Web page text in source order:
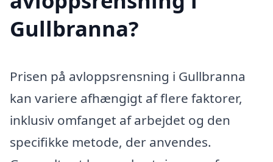
Gullbranna?
Prisen på avloppsrensning i Gullbranna
kan variere afhængigt af flere faktorer,
inklusiv omfanget af arbejdet og den
specifikke metode, der anvendes.